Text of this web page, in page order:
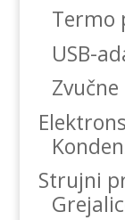
Termo
USB-
Strujni